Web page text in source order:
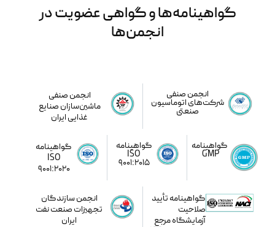
گواهینامه‌ها و گواهی عضویت در
انجمن‌ها
انجمن صنفی
شرکت‌های اتوماسیون
صنعتی
انجمن صنفی
ماشین‌سازان صنایع
غذایی ایران
گواهینامه
GMP
گواهینامه
ISO
9001:2015
گواهینامه
ISO
9001:2020
گواهینامه تأیید
صلاحیت
آزمایشگاه مرجع
انجمن سازندگان
تجهیزات صنعت نفت